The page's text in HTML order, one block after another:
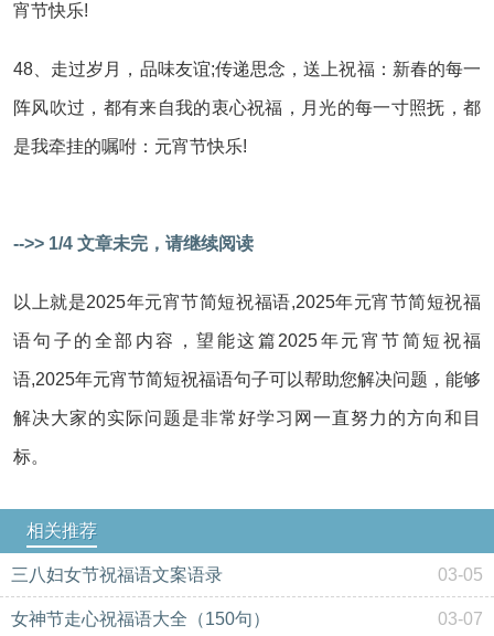
宵节快乐!
48、走过岁月，品味友谊;传递思念，送上祝福：新春的每一
阵风吹过，都有来自我的衷心祝福，月光的每一寸照抚，都
是我牵挂的嘱咐：元宵节快乐!
-->> 1/4 文章未完，请继续阅读
以上就是2025年元宵节简短祝福语,2025年元宵节简短祝福
语句子的全部内容，望能这篇2025年元宵节简短祝福
语,2025年元宵节简短祝福语句子可以帮助您解决问题，能够
解决大家的实际问题是非常好学习网一直努力的方向和目
标。
相关推荐
三八妇女节祝福语文案语录 03-05
女神节走心祝福语大全（150句） 03-07